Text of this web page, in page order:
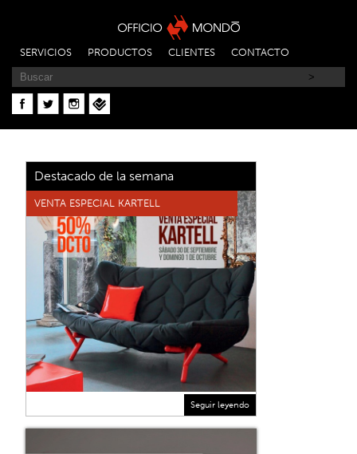
SERVICIOS PRODUCTOS CLIENTES CONTACTO
Destacado de la semana
VENTA ESPECIAL KARTELL
Seguir leyendo